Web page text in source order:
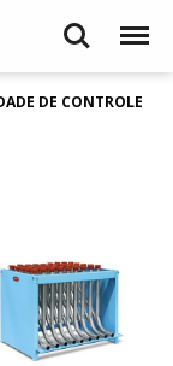
Search Menu
DE CONTROLE